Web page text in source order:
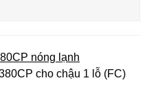
nóng lạnh
cho chậu 1 lỗ (FC)